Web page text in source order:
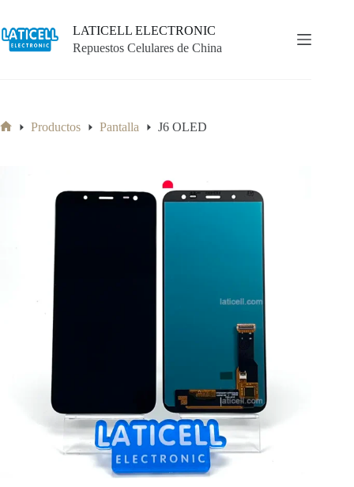
contenido
LATICELL ELECTRONIC
Repuestos Celulares de China
Productos Pantalla J6 OLED